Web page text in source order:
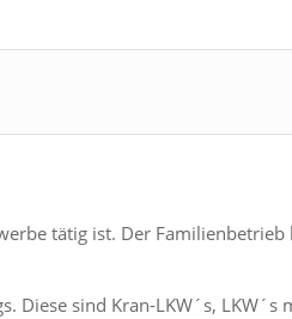
tätig ist. Der
Diese sind Kran-LKW´s,